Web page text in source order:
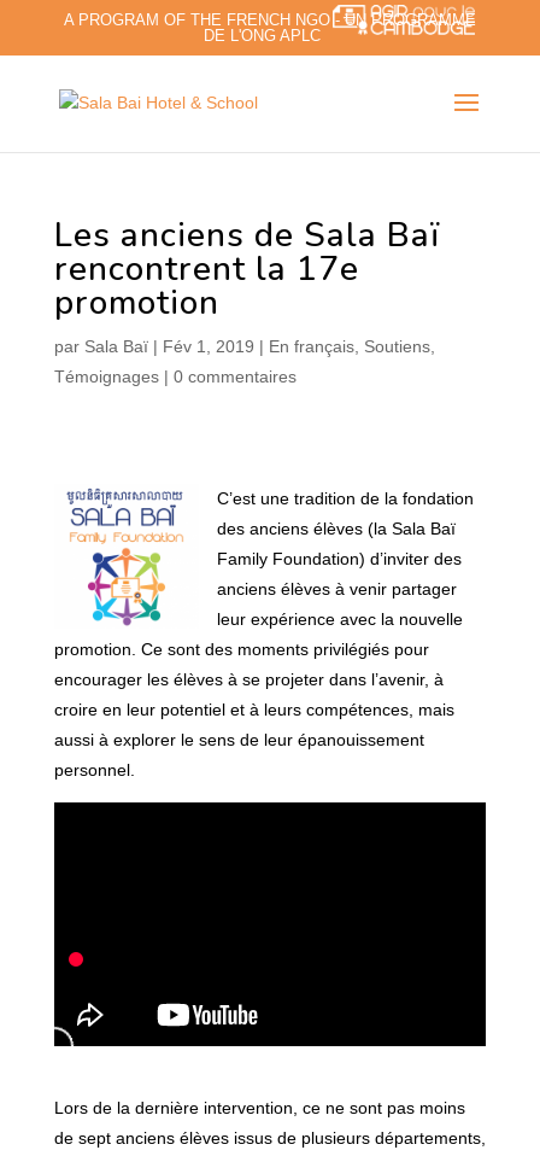
A PROGRAM OF THE FRENCH NGO - UN PROGRAMME
DE L'ONG APLC
Les anciens de Sala Baï
rencontrent la 17e
promotion
par Sala Baï| Fév 1, 2019 | En français, Soutiens,
Témoignages| 0 commentaires
C’est une tradition de la fondation
des anciens élèves (la Sala Baï
Family Foundation) d’inviter des
anciens élèves à venir partager
leur expérience avec la nouvelle
promotion. Ce sont des moments privilégiés pour
encourager les élèves à se projeter dans l’avenir, à
croire en leur potentiel et à leurs compétences, mais
aussi à explorer le sens de leur épanouissement
personnel.
Lors de la dernière intervention, ce ne sont pas moins
de sept anciens élèves issus de plusieurs départements,